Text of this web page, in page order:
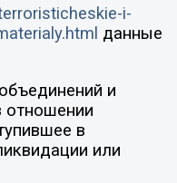
i-
данные
и
отношении
в
или